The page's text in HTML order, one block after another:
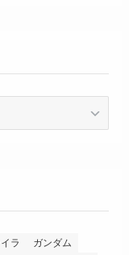
ラ
ガンダム